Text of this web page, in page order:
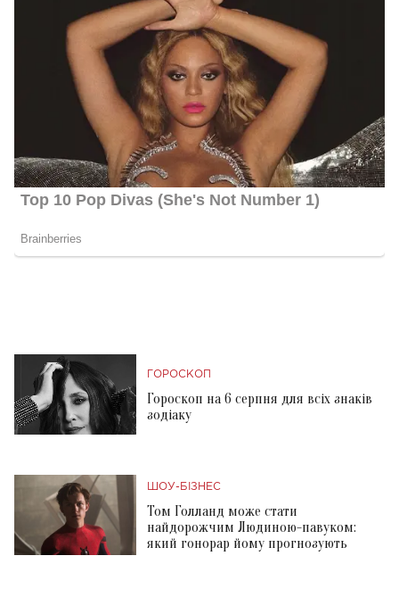
ГОРОСКОП
Гороскоп на 6 серпня для всіх знаків
зодіаку
ШОУ-БІЗНЕС
Том Голланд може стати
найдорожчим Людиною-павуком:
який гонорар йому прогнозують